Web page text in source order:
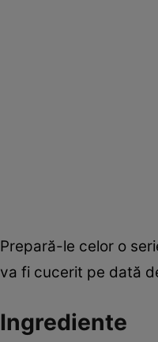
Prepară-le celor o
va fi cucerit pe dată
Ingrediente